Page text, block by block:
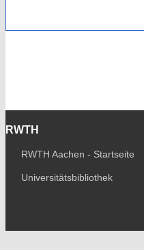
RWTH
RWTH Aachen - Startseite
Universitätsbibliothek